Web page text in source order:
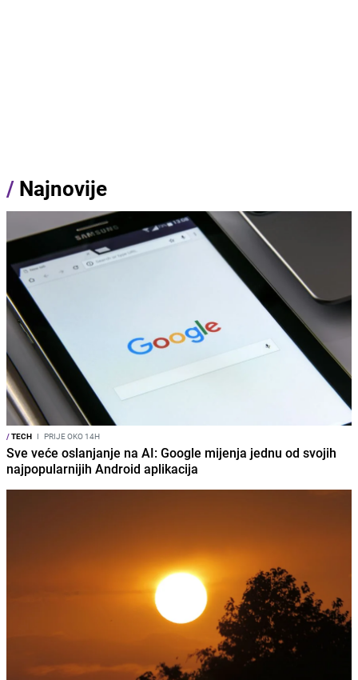
/ Najnovije
/TECH I PRIJE OKO 14H
Sve veće oslanjanje na AI: Google mijenja jednu od svojih
najpopularnijih Android aplikacija